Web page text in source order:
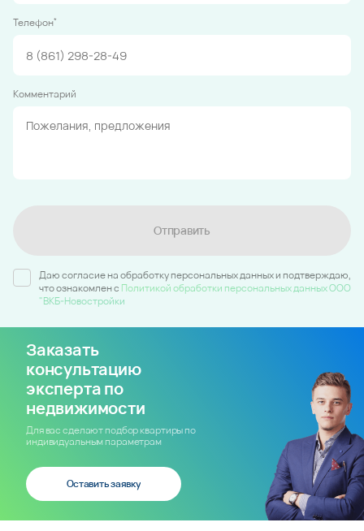
Телефон*
Комментарий
Отправить
Даю согласие на обработку персональных данных и подтверждаю,
что ознакомлен c Политикой обработки персональных данных ООО
"ВКБ-Новостройки
Заказать
консультацию
эксперта по
недвижимости
Для вас сделают подбор квартиры по
индивидуальным параметрам
Оставить заявку